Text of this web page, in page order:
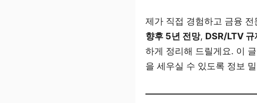
제가 직접 경험하고 금융
향후 5년 전망, DSR/LTV 규
하게 정리해 드릴게요. 이
을 세우실 수 있도록 정보